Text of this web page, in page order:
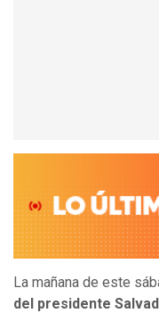
La mañana de este
del presidente